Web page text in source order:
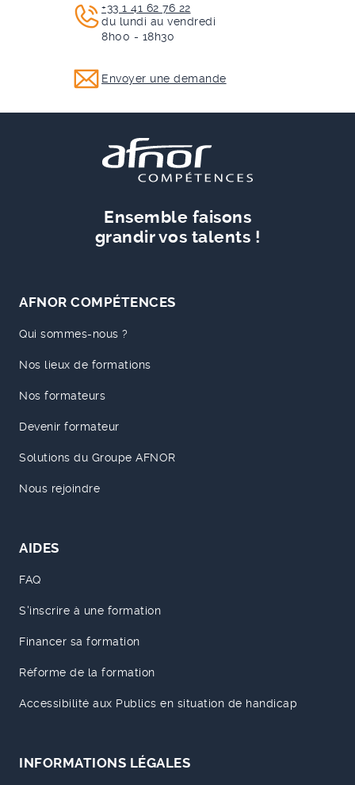
+33 1 41 62 76 22
du lundi au vendredi
8h00 - 18h30
Envoyer une demande
Ensemble faisons
grandir vos talents !
AFNOR COMPÉTENCES
Qui sommes-nous ?
Nos lieux de formations
Nos formateurs
Devenir formateur
Solutions du Groupe AFNOR
Nous rejoindre
AIDES
FAQ
S'inscrire à une formation
Financer sa formation
Réforme de la formation
Accessibilité aux Publics en situation de handicap
INFORMATIONS LÉGALES